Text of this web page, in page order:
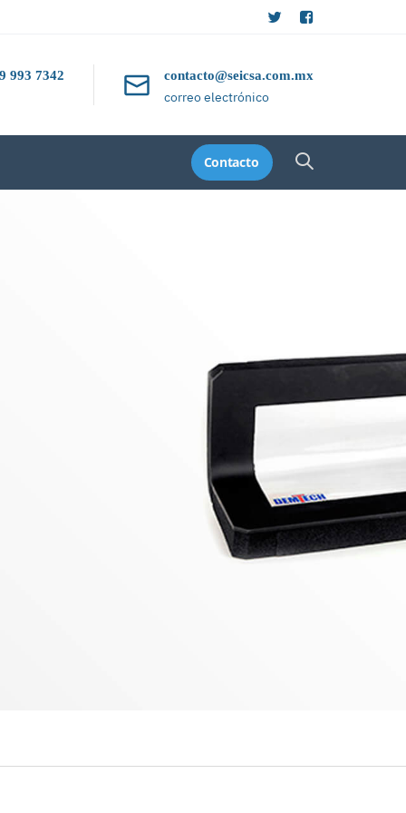
993 7342 contacto@seicsa.com.mx
correo electrónico
Contacto